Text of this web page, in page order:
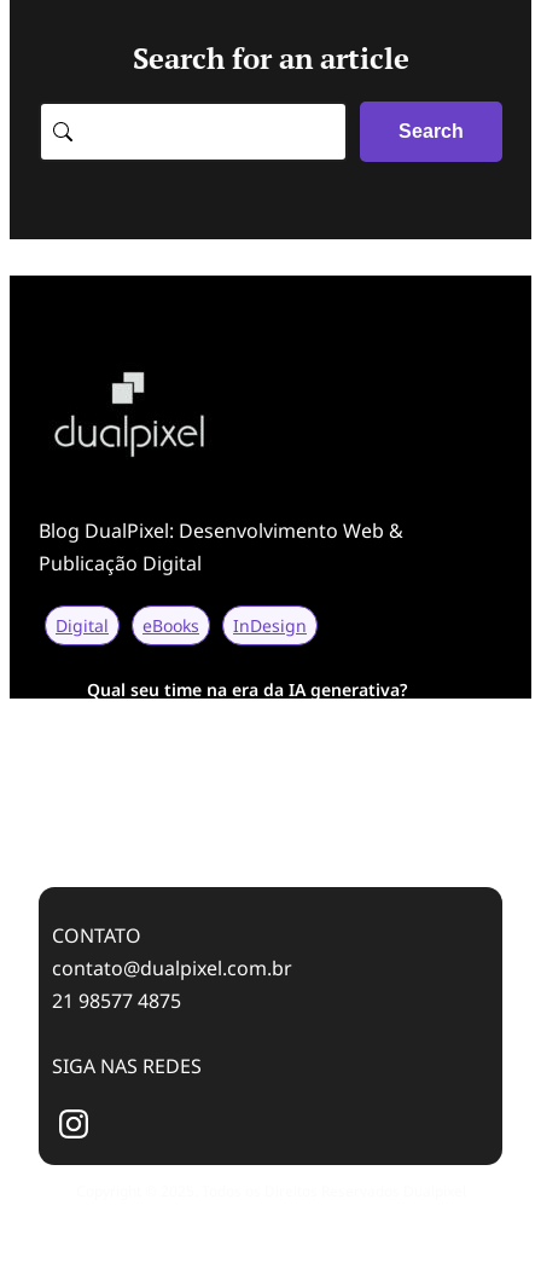
Search for an article
Search
Search
Blog DualPixel: Desenvolvimento Web &
Publicação Digital
Digital eBooks InDesign
Qual seu time na era da IA generativa?
CONTATO
contato@dualpixel.com.br
21 98577 4875
SIGA NAS REDES